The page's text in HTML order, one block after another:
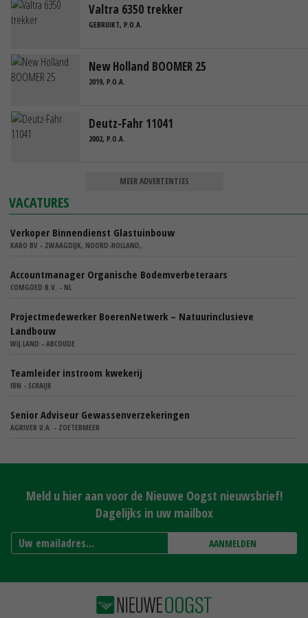
Valtra 6350 trekker
GEBRUIKT, P.O.A.
New Holland BOOMER 25
2019, P.O.A.
Deutz-Fahr 11041
2002, P.O.A.
MEER ADVERTENTIES
VACATURES
Verkoper Binnendienst Glastuinbouw
KARO BV - ZWAAGDIJK, NOORD-HOLLAND,
Accountmanager Organische Bodemverbeteraars
COMGOED B.V. - NL
Projectmedewerker BoerenNetwerk – Natuurinclusieve
Landbouw
WIJ.LAND - ABCOUDE
Teamleider instroom kwekerij
IBN - SCHAIJK
Senior Adviseur Gewassenverzekeringen
AGRIVER U.A. - ZOETERMEER
Meld u hier aan voor de Nieuwe Oogst nieuwsbrief!
Dagelijks in uw mailbox
AANMELDEN